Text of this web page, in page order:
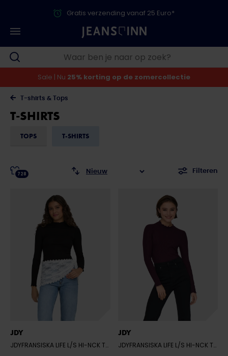
Gratis verzending vanaf 25 Euro*
Sale | Nu 25% korting op de zomercollectie
T-shirts & Tops
T-SHIRTS
TOPS T-SHIRTS
Filteren
728
JDY
JDYFRANSISKA LIFE L/S HI-NCK TOP JR - BLACK
JDY
JDYFRANSISKA LIFE L/S HI-NCK TOP JR